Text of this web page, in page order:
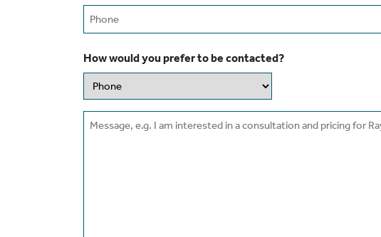
Phone
How would you prefer to be contacted?
Message